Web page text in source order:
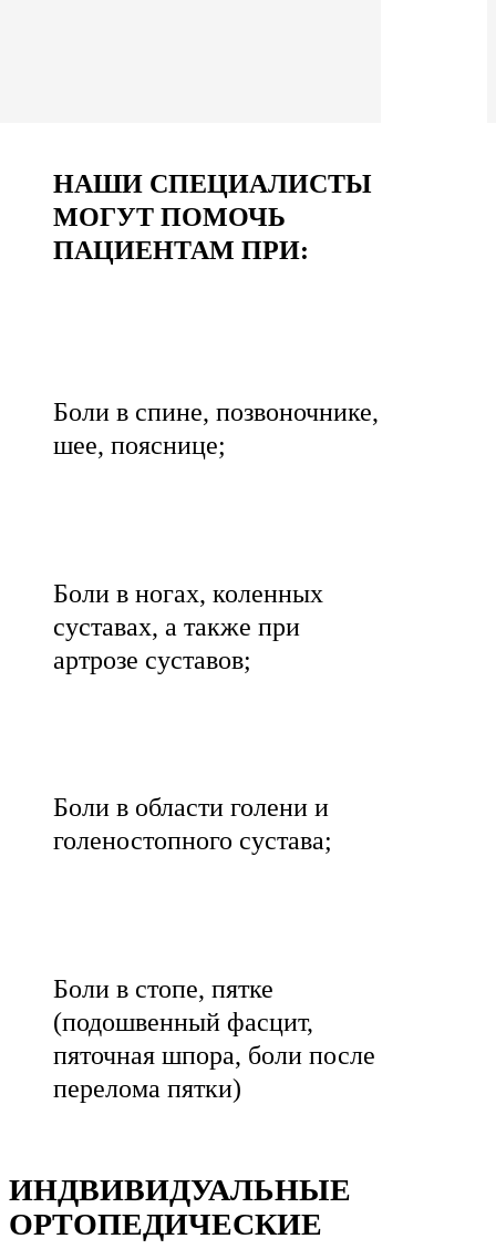
НАШИ СПЕЦИАЛИСТЫ
МОГУТ ПОМОЧЬ
ПАЦИЕНТАМ ПРИ:
Боли в спине, позвоночнике,
шее, пояснице;
Боли в ногах, коленных
суставах, а также при
артрозе суставов;
Боли в области голени и
голеностопного сустава;
Боли в стопе, пятке
(подошвенный фасцит,
пяточная шпора, боли после
перелома пятки)
ИНДВИВИДУАЛЬНЫЕ
ОРТОПЕДИЧЕСКИЕ